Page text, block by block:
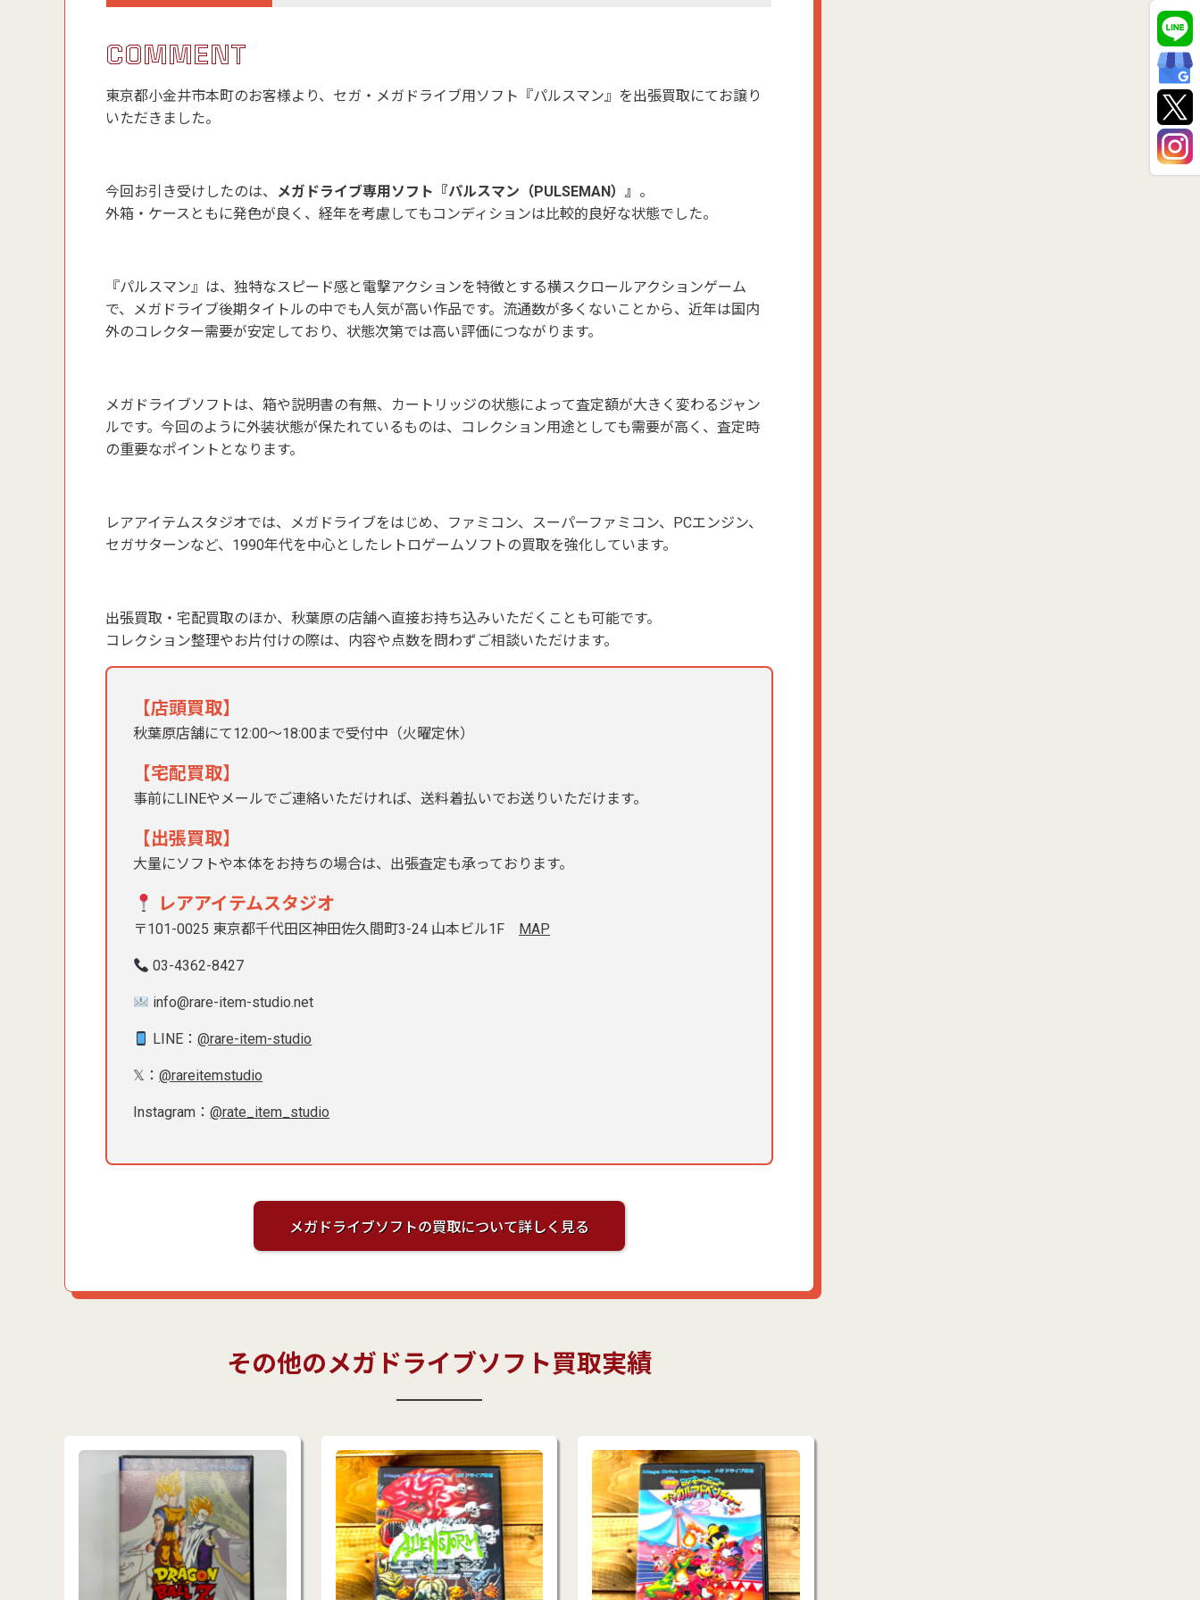
COMMENT
東京都小金井市本町のお客様より、セガ・メガドライブ用ソフト『パルスマン』を出張買取にてお譲り
いただきました。
今回お引き受けしたのは、 メガドライブ専用ソフト『パルスマン（PULSEMAN）』 。
外箱・ケースともに発色が良く、経年を考慮してもコンディションは比較的良好な状態でした。
『パルスマン』は、独特なスピード感と電撃アクションを特徴とする横スクロールアクションゲーム
で、メガドライブ後期タイトルの中でも人気が高い作品です。流通数が多くないことから、近年は国内
外のコレクター需要が安定しており、状態次第では高い評価につながります。
メガドライブソフトは、箱や説明書の有無、カートリッジの状態によって査定額が大きく変わるジャン
ルです。今回のように外装状態が保たれているものは、コレクション用途としても需要が高く、査定時
の重要なポイントとなります。
レアアイテムスタジオでは、メガドライブをはじめ、ファミコン、スーパーファミコン、PCエンジン、
セガサターンなど、1990年代を中心としたレトロゲームソフトの買取を強化しています。
出張買取・宅配買取のほか、秋葉原の店舗へ直接お持ち込みいただくことも可能です。
コレクション整理やお片付けの際は、内容や点数を問わずご相談いただけます。
【店頭買取】
秋葉原店舗にて12:00〜18:00まで受付中（火曜定休）
【宅配買取】
事前にLINEやメールでご連絡いただければ、送料着払いでお送りいただけます。
【出張買取】
大量にソフトや本体をお持ちの場合は、出張査定も承っております。
レアアイテムスタジオ
〒101-0025 東京都千代田区神田佐久間町3-24 山本ビル1F MAP
03-4362-8427
info@rare-item-studio.net
LINE：@rare-item-studio
𝕏：@rareitemstudio
Instagram：@rate_item_studio
メガドライブソフトの買取について詳しく見る
その他のメガドライブソフト買取実績